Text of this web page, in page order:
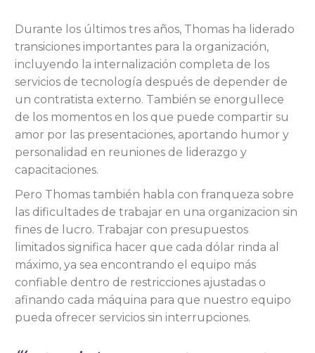
Durante los últimos tres años, Thomas ha liderado
transiciones importantes para la organización,
incluyendo la internalización completa de los
servicios de tecnología después de depender de
un contratista externo. También se enorgullece
de los momentos en los que puede compartir su
amor por las presentaciones, aportando humor y
personalidad en reuniones de liderazgo y
capacitaciones.
Pero Thomas también habla con franqueza sobre
las dificultades de trabajar en una organizacion sin
fines de lucro. Trabajar con presupuestos
limitados significa hacer que cada dólar rinda al
máximo, ya sea encontrando el equipo más
confiable dentro de restricciones ajustadas o
afinando cada máquina para que nuestro equipo
pueda ofrecer servicios sin interrupciones.